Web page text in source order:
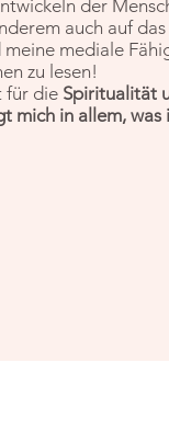
der
auch auf
mediale
zu lesen!
für die Spiritualität
mich in allem, was